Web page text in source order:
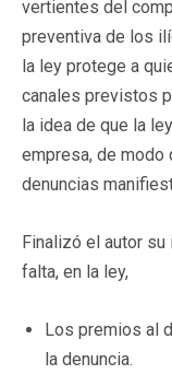
vertientes del
preventiva de los
la ley protege a
canales previstos
la idea de que la
empresa, de modo
denuncias
Finalizó el autor su
falta, en la ley,
Los premios al
la denuncia.